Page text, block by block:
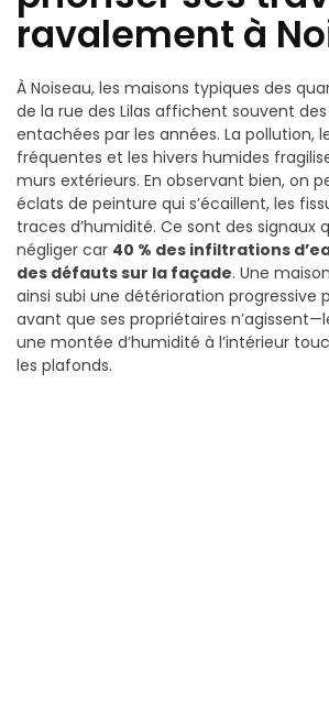
ravalement à
À Noiseau, les maisons typiques des
de la rue des Lilas affichent souvent
entachées par les années. La pollution,
fréquentes et les hivers humides
murs extérieurs. En observant bien, on
éclats de peinture qui s’écaillent, les
traces d’humidité. Ce sont des signaux
négliger car 40 % des infiltrations
des défauts sur la façade. Une
ainsi subi une détérioration progressive
avant que ses propriétaires
une montée d’humidité à l’intérieur
les plafonds.